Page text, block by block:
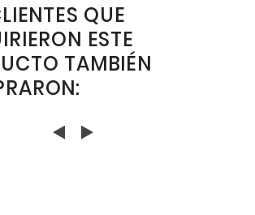
QUE
ESTE
TAMBIÉN